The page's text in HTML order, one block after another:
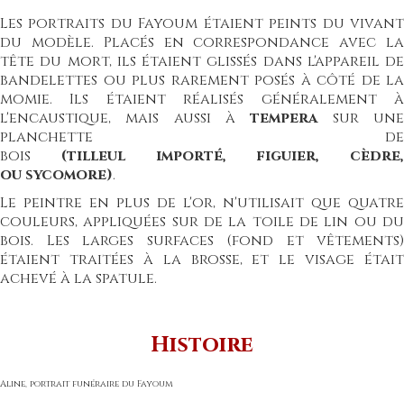
Les portraits du Fayoum étaient peints du vivant
du modèle. Placés en correspondance avec la
tête du mort, ils étaient glissés dans l'appareil de
bandelettes ou plus rarement posés à côté de la
momie. Ils étaient réalisés généralement à
l'encaustique, mais aussi àtempera
sur une
planchette de
bois (tilleul importé, figuier, cèdre,
ou sycomore).
Le peintre en plus de l'or, n'utilisait que quatre
couleurs, appliquées sur de la toile de lin ou du
bois. Les larges surfaces (fond et vêtements)
étaient traitées à la brosse, et le visage était
achevé à la spatule.
Histoire
Aline, portrait funéraire du Fayoum